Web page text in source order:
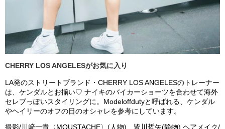
CHERRY LOS ANGELESがお気に入り
LA発のストリートブランド・CHERRY LOS ANGELESのトレーナー
は、ケンダルとお揃い♡ ナイキのバイカーショーツを合わせて海外
セレブっぽいスタイリングに。Modeloffdutyと呼ばれる、ケンダル
やヘイリーのオフの日のオシャレを参考にしています。
撮影/川﨑一貴〈MOUSTACHE〉(人物)、皆川哲矢(静物) ヘアメイク/